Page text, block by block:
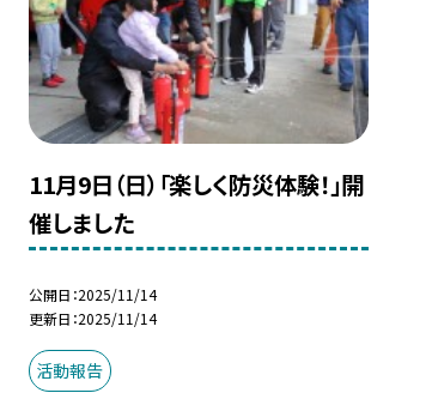
11月9日（日）「楽しく防災体験！」開
催しました
公開日 2025/11/14
更新日 2025/11/14
活動報告